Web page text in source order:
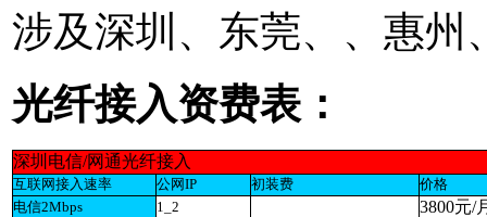
涉及深圳、东莞、、惠州
光纤接入资费表：
深圳电信/网通光纤接入
互联网接入速率 公网IP 初装费
价格
电信2Mbps
1_2 3800元/